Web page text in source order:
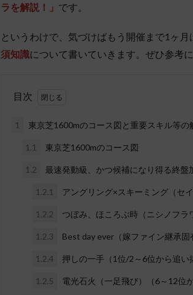
ラを解説！」 です。
というわけで、気づけばもう開催まで1ヶ
須知識について書いていきます。ぜひ参考
目次
1 東京芝1600mのコース図と重要スキル等の
1.1 東京芝1600mのコース図
1.2 最速発動級、かつ候補になり得る終盤
1.2.1 アングリング×スキーミング（セ
1.2.2 つぼみ、ほころぶ時（ニシノフラ
1.2.3 Best day ever（嫁ファイン継承固
1.2.4 押しの一手（1位/2～6位から追い
1.2.5 電光石火（一足飛び）（6～12位